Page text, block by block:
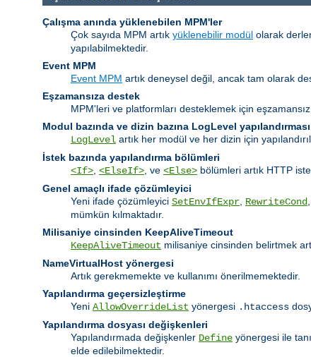
Çalışma anında yüklenebilen MPM'ler
Çok sayıda MPM artık yüklenebilir modül olarak
yapılabilmektedir.
Event MPM
Event MPM artık deneysel değil, ancak tam olarak
Eşzamansıza destek
MPM'leri ve platformları desteklemek için
Modul bazında ve dizin bazına LogLevel yapılandırması
LogLevel artık her modül ve her dizin için
İstek bazında yapılandırma bölümleri
<If> <ElseIf> , ve <Else> bölümleri artık HTTP
Genel amaçlı ifade çözümleyici
Yeni ifade çözümleyici SetEnvIfExpr RewriteCond
mümkün kılmaktadır.
Milisaniye cinsinden KeepAliveTimeout
KeepAliveTimeout milisaniye cinsinden belirtmek
NameVirtualHost yönergesi
Artık gerekmemekte ve kullanımı önerilmemektedir.
Yapılandırma geçersizleştirme
Yeni AllowOverrideList yönergesi .htaccess
Yapılandırma dosyası değişkenleri
Yapılandırmada değişkenler Define yönergesi ile
elde edilebilmektedir.